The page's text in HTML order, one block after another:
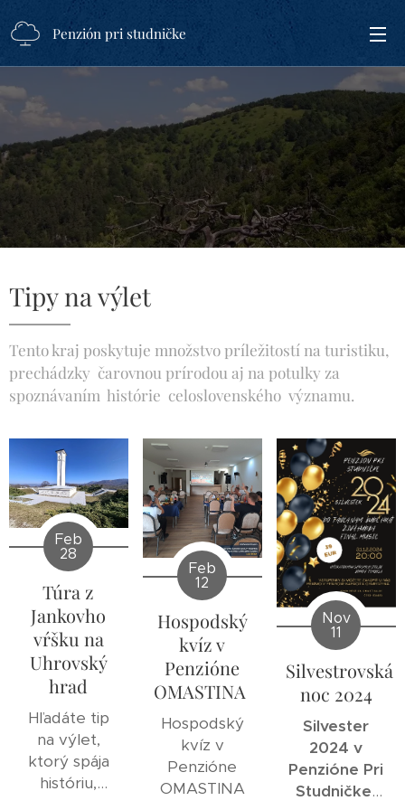
Penzión pri studničke
Tipy na výlet
Tento kraj poskytuje množstvo príležitostí na turistiku,
prechádzky čarovnou prírodou aj na potulky za
spoznávaním histórie celoslovenského významu.
Feb
28
Túra z
Jankovho
vŕšku na
Uhrovský
hrad
Hľadáte tip
na výlet,
ktorý spája
históriu,
Feb
12
Hospodský
kvíz v
Penzióne
OMASTINA
Hospodský
kvíz v
Penzióne
OMASTINA
Nov
11
Silvestrovská
noc 2024
Silvester
2024 v
Penzióne Pri
Studničke,